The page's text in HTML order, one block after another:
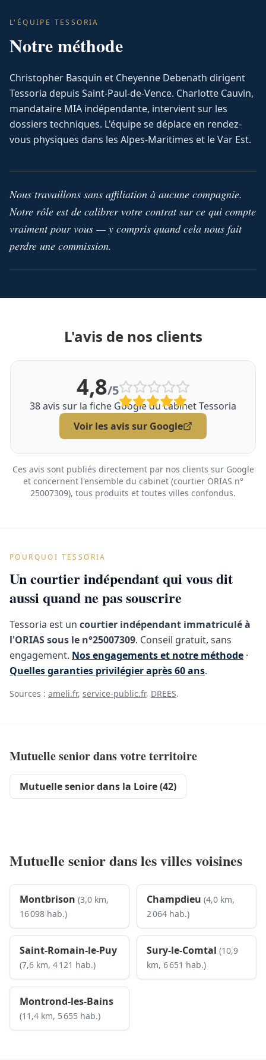
L'ÉQUIPE TESSORIA
Notre méthode
Christopher Basquin et Cheyenne Debenath dirigent
Tessoria depuis Saint-Paul-de-Vence. Charlotte Cauvin,
mandataire MIA indépendante, intervient sur les
dossiers techniques. L'équipe se déplace en rendez-
vous physiques dans les Alpes-Maritimes et le Var Est.
Nous travaillons sans affiliation à aucune compagnie.
Notre rôle est de calibrer votre contrat sur ce qui compte
vraiment pour vous — y compris quand cela nous fait
perdre une commission.
L'avis de nos clients
4,8/5
38avis sur la fiche Google du cabinet Tessoria
Voir les avis sur Google
Ces avis sont publiés directement par nos clients sur Google
et concernent l'ensemble du cabinet (courtier ORIAS n°
25007309), tous produits et toutes villes confondus.
POURQUOI TESSORIA
Un courtier indépendant qui vous dit
aussi quand ne pas souscrire
Tessoria est un courtier indépendant immatriculé à
l'ORIAS sous le n°25007309. Conseil gratuit, sans
engagement. Nos engagements et notre méthode ·
Quelles garanties privilégier après 60 ans.
Sources : ameli.fr, service-public.fr, DREES.
Mutuelle senior dans votre territoire
Mutuelle senior dans la Loire (42)
Mutuelle senior dans les villes voisines
Montbrison (3,0 km,
16 098 hab.)
Champdieu (4,0 km,
2 064 hab.)
Saint-Romain-le-Puy
(7,6 km, 4 121 hab.)
Sury-le-Comtal (10,9
km, 6 651 hab.)
Montrond-les-Bains
(11,4 km, 5 655 hab.)